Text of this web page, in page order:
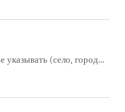
(село, город...